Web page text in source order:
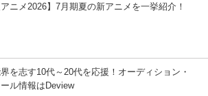
アニメ2026】7月期夏の新アニメを一挙紹介！
を志す10代～20代を応援！オーディション・
ル情報はDeview